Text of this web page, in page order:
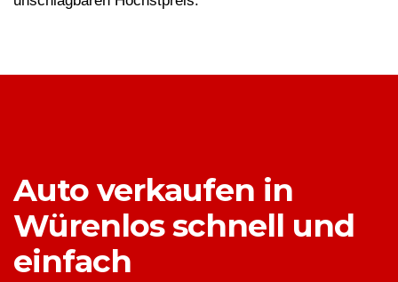
Auto verkaufen in
Würenlos schnell und
einfach